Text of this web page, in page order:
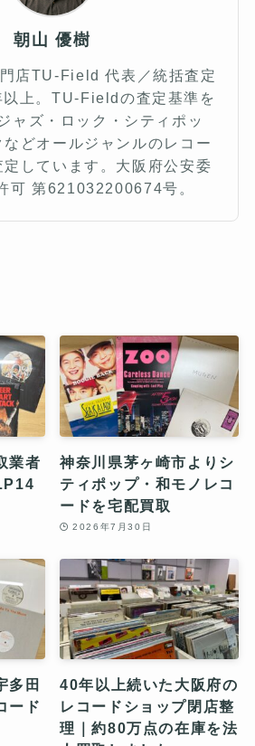
朝山 優樹
店TU-Field 代表／統括査定
上。TU-Fieldの査定基準を
ャズ・ロック・シティポッ
どオールジャンルのレコー
定しています。大阪府公安委
可 第621032200674号。
業者
神奈川県茅ヶ崎市よりシ
ティポップ・和モノレコ
ードを宅配買取
2026年7月30日
多田
ード
40年以上続いた大阪府の
レコードショップ閉店整
理｜約80万点の在庫を法